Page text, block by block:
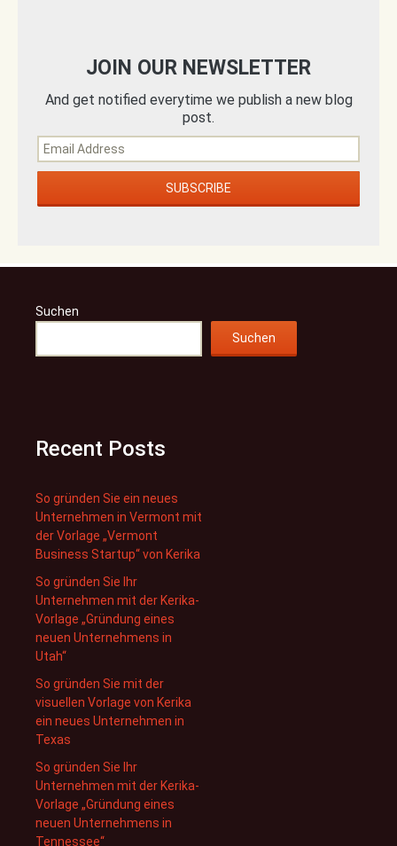
JOIN OUR NEWSLETTER
And get notified everytime we publish a new blog
post.
Suchen
Suchen
Recent Posts
So gründen Sie ein neues
Unternehmen in Vermont mit
der Vorlage „Vermont
Business Startup“ von Kerika
So gründen Sie Ihr
Unternehmen mit der Kerika-
Vorlage „Gründung eines
neuen Unternehmens in
Utah“
So gründen Sie mit der
visuellen Vorlage von Kerika
ein neues Unternehmen in
Texas
So gründen Sie Ihr
Unternehmen mit der Kerika-
Vorlage „Gründung eines
neuen Unternehmens in
Tennessee“